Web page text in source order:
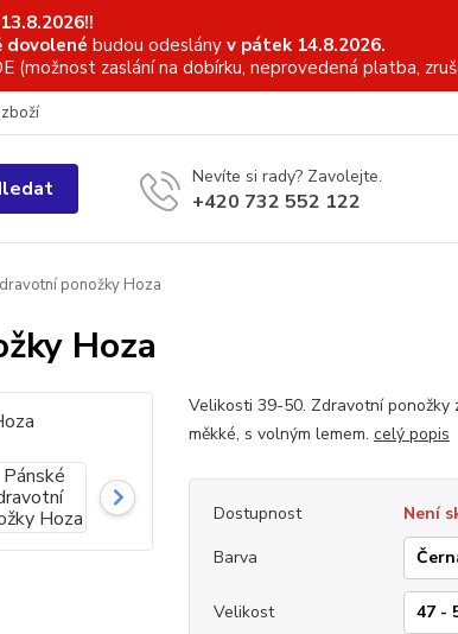
dovolené budou odeslány v pátek 14.8.2026.
(možnost zaslání na dobírku, neprovedená platba,
Nevíte si rady? Zavolejte.
+420 732 552 122
ponožky Hoza
Hoza
Velikosti 39-50. Zdravotní ponožky
měkké, s volným lemem. celý popis
Dostupnost
Není
Barva
Velikost